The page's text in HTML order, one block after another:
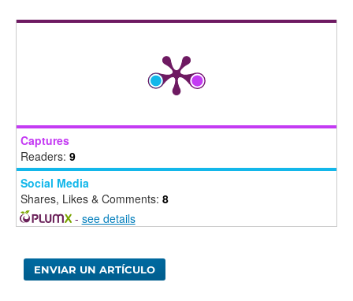
Captures
Readers: 9
Social Media
Shares, Likes & Comments: 8
- see details
ENVIAR UN ARTÍCULO